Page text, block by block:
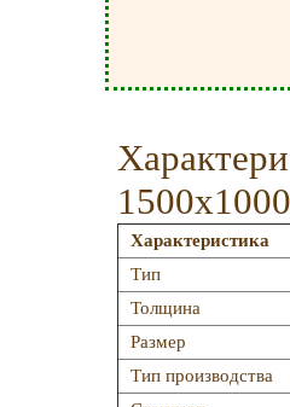
Характеристика
Тип
Толщина
Размер
Тип производства